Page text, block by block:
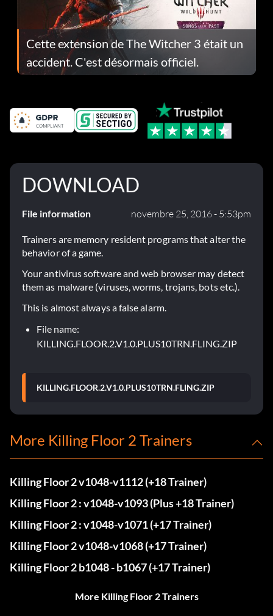
Cette extension de The Witcher 3 était un
accident. C'est désormais officiel.
DOWNLOAD
File information novembre 25, 2016 - 5:53pm
Trainers are memory resident programs that alter the
behavior of a game.
Your antivirus software and web browser may detect
them as malware (viruses, worms, trojans, bots etc.).
This is almost always a false alarm.
File name:
KILLING.FLOOR.2.V1.0.PLUS10TRN.FLING.ZIP
KILLING.FLOOR.2.V1.0.PLUS10TRN.FLING.ZIP
More Killing Floor 2 Trainers
Killing Floor 2 v1048-v1112 (+18 Trainer)
Killing Floor 2 : v1048-v1093 (Plus +18 Trainer)
Killing Floor 2 : v1048-v1071 (+17 Trainer)
Killing Floor 2 v1048-v1068 (+17 Trainer)
Killing Floor 2 b1048 - b1067 (+17 Trainer)
More Killing Floor 2 Trainers